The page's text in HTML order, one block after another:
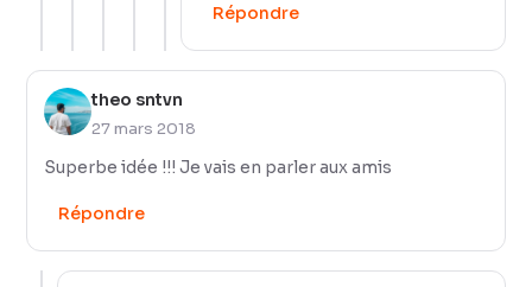
Répondre
theo sntvn
27 mars 2018
Superbe idée !!! Je vais en parler aux amis
Répondre